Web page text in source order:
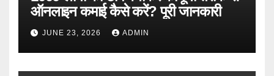
ऑनलाइन कमाई कैसे करें? पूरी जानकारी
JUNE 23, 2026 ADMIN